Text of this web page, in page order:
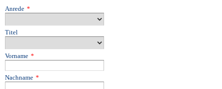
Anrede *
Titel
Vorname *
Nachname *